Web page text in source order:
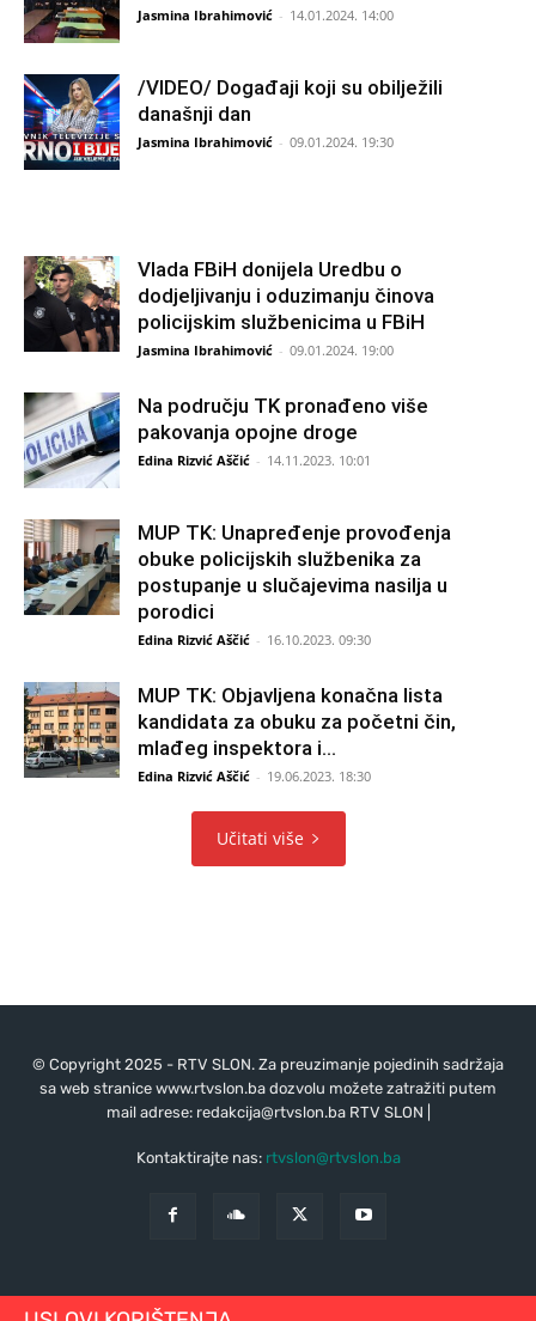
Jasmina Ibrahimović - 14.01.2024. 14:00
/VIDEO/ Događaji koji su obilježili
današnji dan
Jasmina Ibrahimović - 09.01.2024. 19:30
Vlada FBiH donijela Uredbu o
dodjeljivanju i oduzimanju činova
policijskim službenicima u FBiH
Jasmina Ibrahimović - 09.01.2024. 19:00
Na području TK pronađeno više
pakovanja opojne droge
Edina Rizvić Aščić - 14.11.2023. 10:01
MUP TK: Unapređenje provođenja
obuke policijskih službenika za
postupanje u slučajevima nasilja u
porodici
Edina Rizvić Aščić - 16.10.2023. 09:30
MUP TK: Objavljena konačna lista
kandidata za obuku za početni čin,
mlađeg inspektora i...
Edina Rizvić Aščić - 19.06.2023. 18:30
Učitati više
© Copyright 2025 - RTV SLON. Za preuzimanje pojedinih sadržaja
sa web stranice www.rtvslon.ba dozvolu možete zatražiti putem
mail adrese: redakcija@rtvslon.baRTV SLON |
Kontaktirajte nas: rtvslon@rtvslon.ba